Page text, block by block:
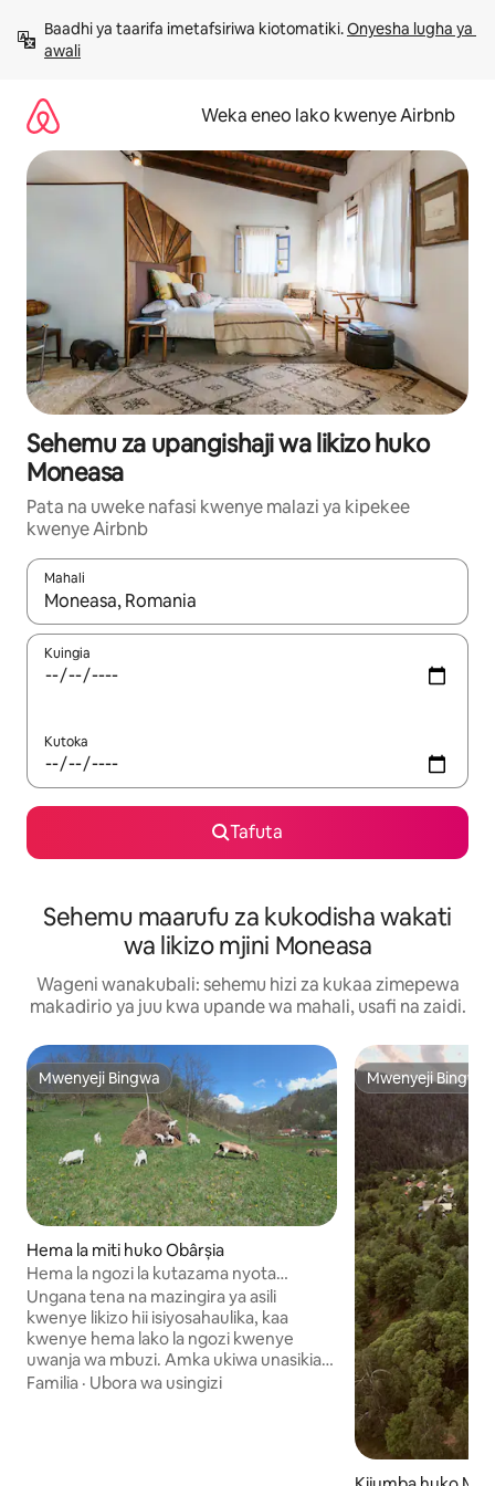
kwenda
kwenye
Baadhi ya taarifa imetafsiriwa kiotomatiki. Onyesha lugha ya
awali
Weka eneo lako kwenye Airbnb
Sehemu za upangishaji wa likizo huko
Moneasa
Pata na uweke nafasi kwenye malazi ya kipekee
kwenye Airbnb
Mahali
Wakati matokeo yanapatikana, vinjari kwa kutumia vitufe vya
Kuingia
Kutoka
Tafuta
Sehemu maarufu za kukodisha wakati
wa likizo mjini Moneasa
Wageni wanakubali: sehemu hizi za kukaa zimepewa
makadirio ya juu kwa upande wa mahali, usafi na zaidi.
Mwenyeji Bingwa
Mwenyeji Bingwa
Hema la miti huko Obârșia
Hema la ngozi la kutazama nyota
kwenye uwanja wa Mbuzi katika Animal
Farm.
Ungana tena na mazingira ya asili
kwenye likizo hii isiyosahaulika, kaa
kwenye hema lako la ngozi kwenye
uwanja wa mbuzi. Amka ukiwa unasikia
sauti ya ndege na uutumie usiku wako
Familia · Ubora wa usingizi
Mwenyeji Bingwa
Mwenyeji Bingwa